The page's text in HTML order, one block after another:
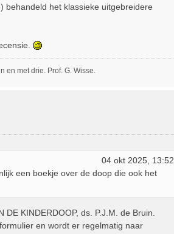
behandeld het klassieke uitgebreidere
met drie. Prof. G. Wisse.
04 okt 2025, 13:52
een boekje over de doop die ook het
KINDERDOOP, ds. P.J.M. de Bruin.
en wordt er regelmatig naar